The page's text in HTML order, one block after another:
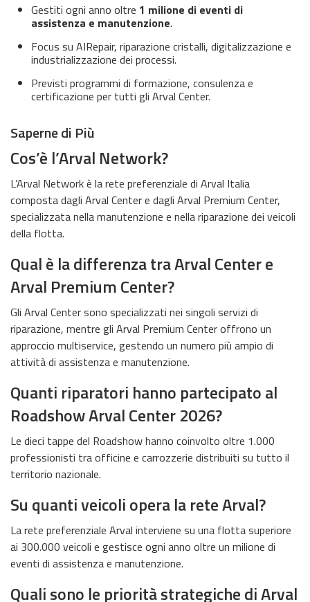
Gestiti ogni anno oltre 1 milione di eventi di
assistenza e manutenzione.
Focus su AIRepair, riparazione cristalli, digitalizzazione e
industrializzazione dei processi.
Previsti programmi di formazione, consulenza e
certificazione per tutti gli Arval Center.
Saperne di Più
Cos’è l’Arval Network?
L’Arval Network è la rete preferenziale di Arval Italia
composta dagli Arval Center e dagli Arval Premium Center,
specializzata nella manutenzione e nella riparazione dei veicoli
della flotta.
Qual è la differenza tra Arval Center e
Arval Premium Center?
Gli Arval Center sono specializzati nei singoli servizi di
riparazione, mentre gli Arval Premium Center offrono un
approccio multiservice, gestendo un numero più ampio di
attività di assistenza e manutenzione.
Quanti riparatori hanno partecipato al
Roadshow Arval Center 2026?
Le dieci tappe del Roadshow hanno coinvolto oltre 1.000
professionisti tra officine e carrozzerie distribuiti su tutto il
territorio nazionale.
Su quanti veicoli opera la rete Arval?
La rete preferenziale Arval interviene su una flotta superiore
ai 300.000 veicoli e gestisce ogni anno oltre un milione di
eventi di assistenza e manutenzione.
Quali sono le priorità strategiche di Arval